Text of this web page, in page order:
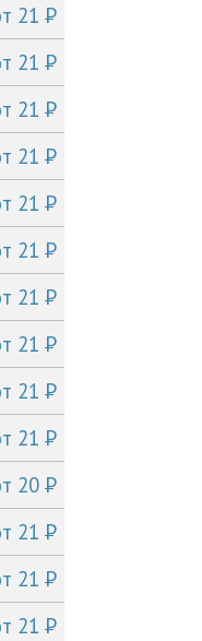
21P
21P
21P
21P
21P
21P
21P
21P
21P
21P
20P
21P
21P
21P